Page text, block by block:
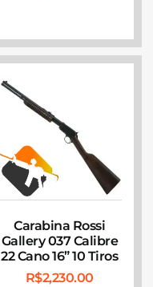
Carabina Rossi
Gallery 037 Calibre
22 Cano 16” 10 Tiros
R$2,230.00